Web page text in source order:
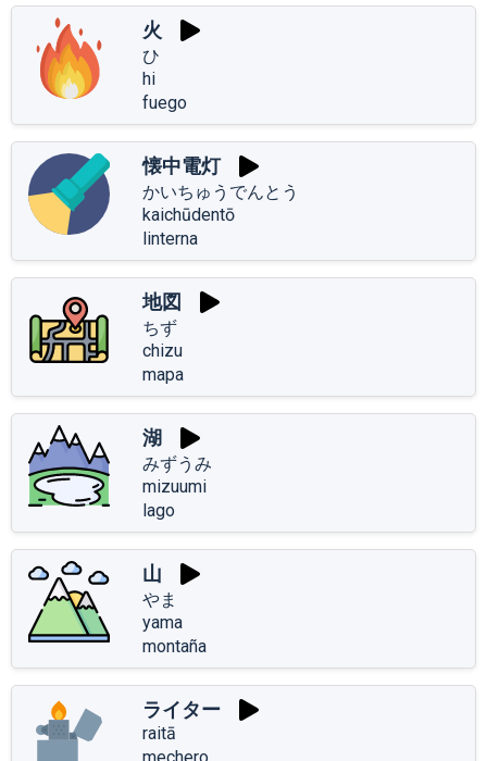
火
ひ
hi
fuego
懐中電灯
かいちゅうでんとう
kaichūdentō
linterna
地図
ちず
chizu
mapa
湖
みずうみ
mizuumi
lago
山
やま
yama
montaña
ライター
raitā